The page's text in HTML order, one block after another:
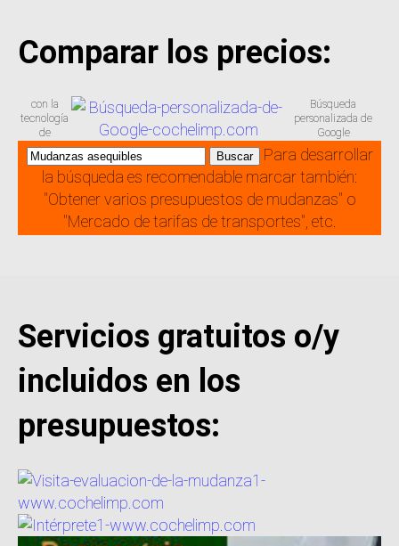
Comparar los precios:
con la
tecnología
de
Búsqueda
personalizada de
Google
Para desarrollar
la búsqueda es recomendable marcar también:
"Obtener varios presupuestos de mudanzas" o
"Mercado de tarifas de transportes", etc.
Servicios gratuitos o/y
incluidos en los
presupuestos: